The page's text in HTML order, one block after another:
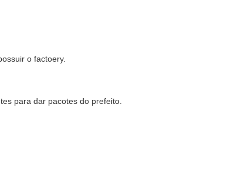
o factoery.
para dar pacotes do prefeito.